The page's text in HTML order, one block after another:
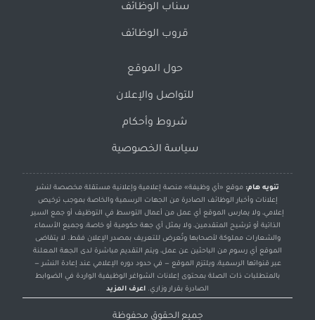
سناب الوظائف
قروب الوظائف
حول الموقع
للتواصل والإعلان
شروط وأحكام
سياسة الخصوصية
تنويه هام: موقع «أي وظيفة» منصة إعلامية وإعلانية مستقلة مخصصة لنشر
إعلانات وأخبار الوظائف الصادرة من الجهات الرسمية والخاصة بموجب ترخيص
إعلامي، ولا يمارس الموقع أي عمل من أعمال التوسط في التوظيف أو جمع السير
الذاتية أو ترشيح المتقدمين، ولا يمثل أي جهة حكومية أو خاصة، وجميع الأسماء
والشعارات مملوكة لأصحابها وتُعرض للتعريف بمصدر الإعلان فقط. لا يتقاضى
الموقع أي رسوم من الباحثين عن عمل، ويتم التقديم مباشرة لدى الجهة المعلنة
عبر قنواتها الرسمية، ويلتزم الموقع — في حدود دوره الإعلامي عند إعادة النشر —
بالمتطلبات ذات الصلة بمحتوى إعلانات الشواغر الوظيفية الواردة في الضوابط
الصادرة بقرار وزاري. اعرف المزيد
جميع الحقوق محفوظة